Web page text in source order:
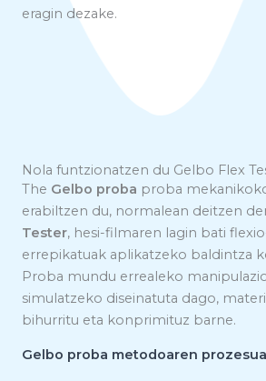
eragin dezake.
Nola funtzionatzen du Gelbo Flex
The Gelbo proba proba
erabiltzen du, normalean deitzen
Tester, hesi-filmaren lagin bati
errepikatuak aplikatzeko baldintza
Proba mundu errealeko
simulatzeko diseinatuta dago,
bihurritu eta konprimituz barne.
Gelbo proba metodoaren